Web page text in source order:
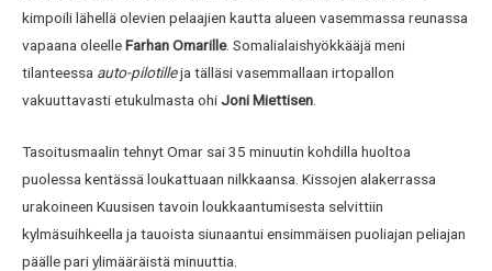
kimpoili lähellä olevien pelaajien kautta alueen vasemmassa reunassa
vapaana oleelleFarhan Omarille. Somalialaishyökkääjä meni
tilanteessa auto-pilotilleja tälläsi vasemmallaan irtopallon
vakuuttavasti etukulmasta ohiJoni Miettisen
Tasoitusmaalin tehnyt Omar sai 35 minuutin kohdilla huoltoa
puolessa kentässä loukattuaan nilkkaansa. Kissojen alakerrassa
urakoineen Kuusisen tavoin loukkaantumisesta selvittiin
kylmäsuihkeella ja tauoista siunaantui ensimmäisen puoliajan peliajan
päälle pari ylimääräistä minuuttia.